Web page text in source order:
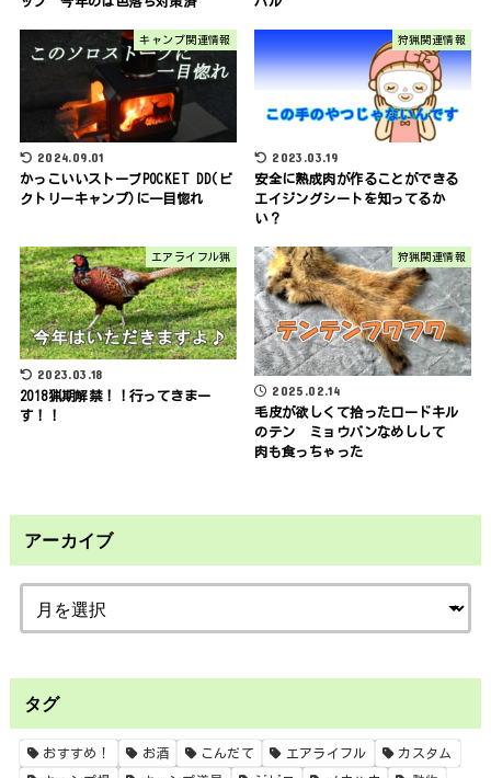
キャンプ関連情報
2024.09.01
かっこいいストーブPOCKET DD(ビ
クトリーキャンプ)に一目惚れ
狩猟関連情報
2023.03.19
安全に熟成肉が作ることができる
エイジングシートを知ってるか
い？
エアライフル猟
2023.03.18
2018猟期解禁！！行ってきまー
す！！
狩猟関連情報
2025.02.14
毛皮が欲しくて拾ったロードキル
のテン ミョウバンなめしして
肉も食っちゃった
アーカイブ
タグ
おすすめ！ お酒 こんだて エアライフル カスタム